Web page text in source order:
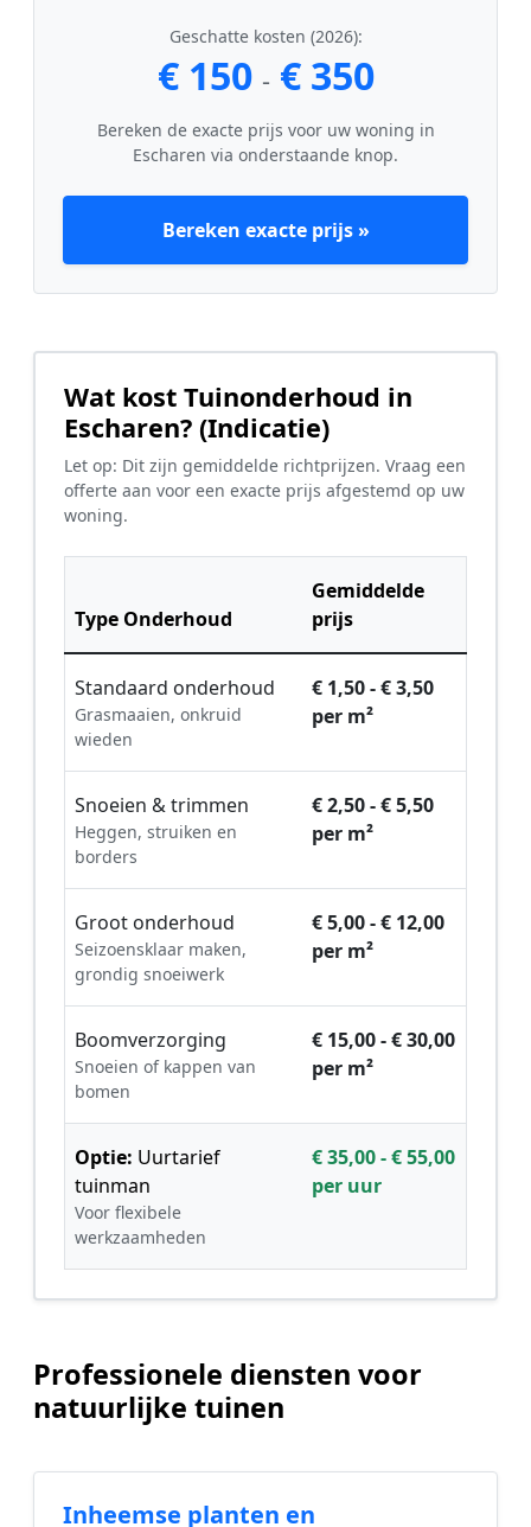
Geschatte kosten (2026):
€ 150 - € 350
Bereken de exacte prijs voor uw woning in
Escharen via onderstaande knop.
Bereken exacte prijs »
Wat kost Tuinonderhoud in
Escharen? (Indicatie)
Let op: Dit zijn gemiddelde richtprijzen. Vraag een
offerte aan voor een exacte prijs afgestemd op uw
woning.
Type Onderhoud
Gemiddelde
prijs
Standaard onderhoud
Grasmaaien, onkruid
wieden
€ 1,50 - € 3,50
per m²
Snoeien & trimmen
Heggen, struiken en
borders
€ 2,50 - € 5,50
per m²
Groot onderhoud
Seizoensklaar maken,
grondig snoeiwerk
€ 5,00 - € 12,00
per m²
Boomverzorging
Snoeien of kappen van
bomen
€ 15,00 - € 30,00
per m²
Optie: Uurtarief
tuinman
Voor flexibele
werkzaamheden
€ 35,00 - € 55,00
per uur
Professionele diensten voor
natuurlijke tuinen
Inheemse planten en